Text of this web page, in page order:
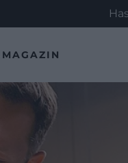
MAGAZIN